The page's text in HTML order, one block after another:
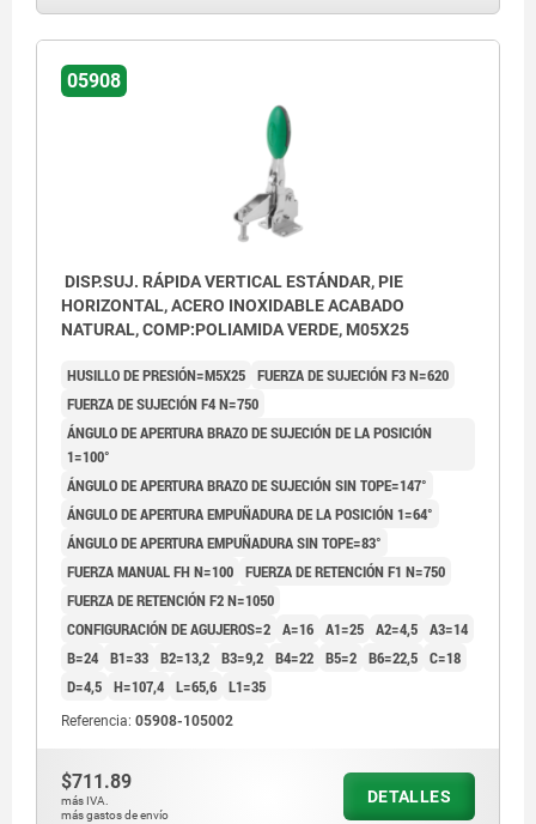
1) Espiga de tope, posición 1
2) Espiga de tope, posición 2
05908
DISP.SUJ. RÁPIDA VERTICAL ESTÁNDAR, PIE
HORIZONTAL, ACERO INOXIDABLE ACABADO
NATURAL, COMP:POLIAMIDA VERDE, M05X25
HUSILLO DE PRESIÓN=M5X25 FUERZA DE SUJECIÓN F3 N=620
FUERZA DE SUJECIÓN F4 N=750
ÁNGULO DE APERTURA BRAZO DE SUJECIÓN DE LA POSICIÓN
1=100°
ÁNGULO DE APERTURA BRAZO DE SUJECIÓN SIN TOPE=147°
ÁNGULO DE APERTURA EMPUÑADURA DE LA POSICIÓN 1=64°
ÁNGULO DE APERTURA EMPUÑADURA SIN TOPE=83°
FUERZA MANUAL FH N=100 FUERZA DE RETENCIÓN F1 N=750
FUERZA DE RETENCIÓN F2 N=1050
CONFIGURACIÓN DE AGUJEROS=2 A=16 A1=25 A2=4,5 A3=14
B=24 B1=33 B2=13,2 B3=9,2 B4=22 B5=2 B6=22,5 C=18
D=4,5 H=107,4 L=65,6 L1=35
Referencia: 05908-105002
$711.89
más IVA.
más gastos de envío
DETALLES